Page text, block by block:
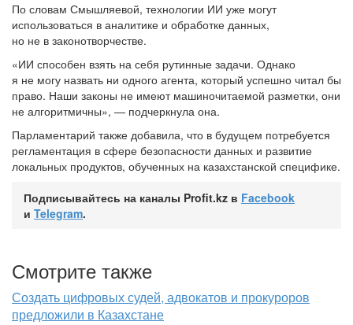
По словам Смышляевой, технологии ИИ уже могут
использоваться в аналитике и обработке данных,
но не в законотворчестве.
«ИИ способен взять на себя рутинные задачи. Однако
я не могу назвать ни одного агента, который успешно читал бы
право. Наши законы не имеют машиночитаемой разметки, они
не алгоритмичны», — подчеркнула она.
Парламентарий также добавила, что в будущем потребуется
регламентация в сфере безопасности данных и развитие
локальных продуктов, обученных на казахстанской специфике.
Подписывайтесь на каналы Profit.kz в Facebook
и Telegram.
Смотрите также
Создать цифровых судей, адвокатов и прокуроров
предложили в Казахстане